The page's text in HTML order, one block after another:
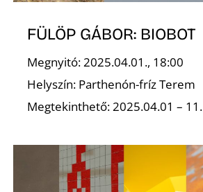
FÜLÖP GÁBOR: BIOBOT
Megnyitó: 2025.04.01., 18:00
Helyszín: Parthenón-fríz Terem
Megtekinthető: 2025.04.01 – 11.